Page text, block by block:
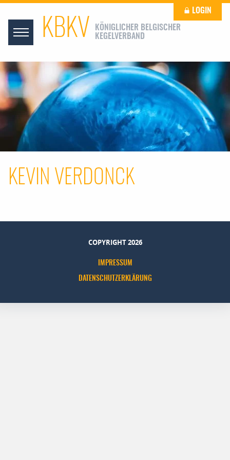
KBKV
KÖNIGLICHER BELGISCHER
KEGELVERBAND
LOGIN
KEVIN VERDONCK
COPYRIGHT 2026
IMPRESSUM
DATENSCHUTZERKLÄRUNG